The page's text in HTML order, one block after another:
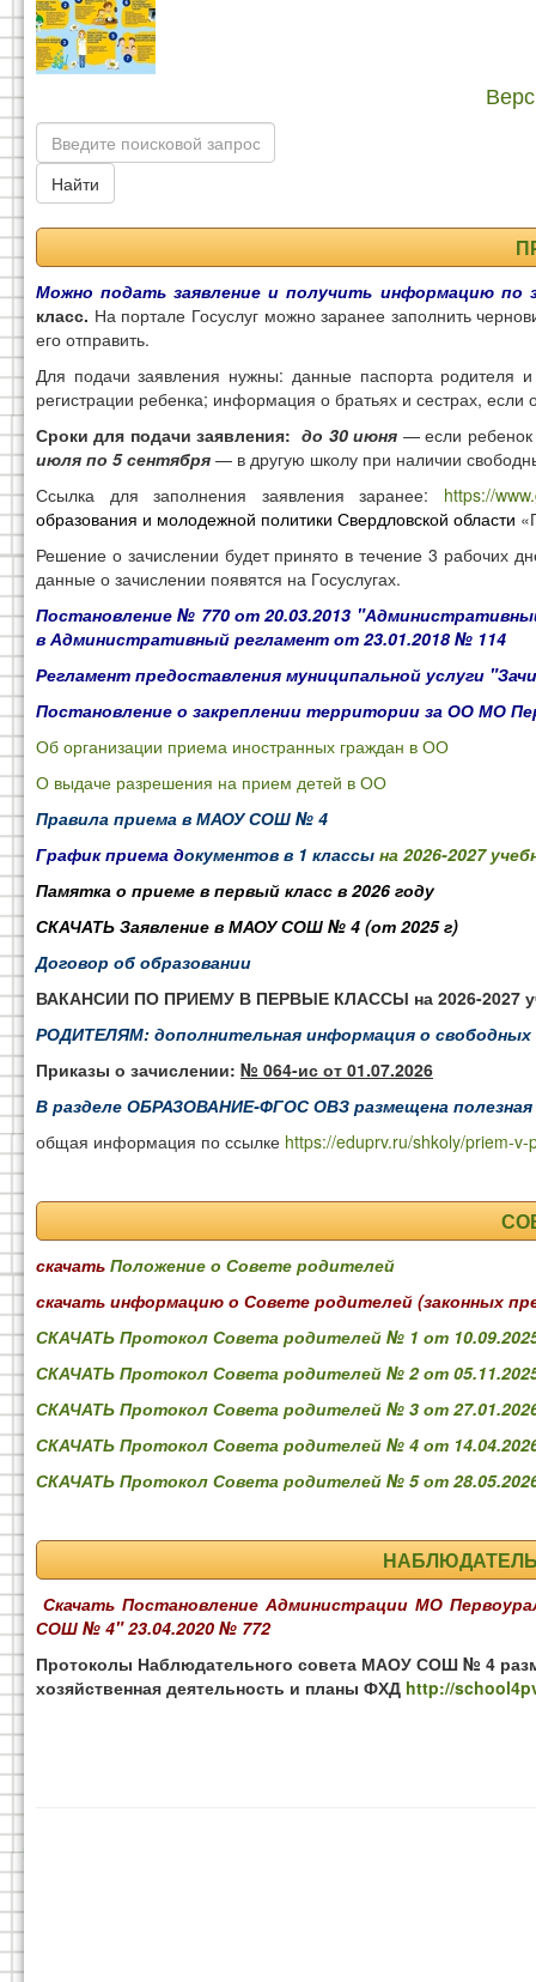
Найти
Можно подать заявление и получить информацию по
класс. На портале Госуслуг можно заранее заполнить
его отправить.
Для подачи заявления нужны: данные паспорта родителя
регистрации ребенка; информация о братьях и сестрах,
Сроки для подачи заявления:до 30 июня — если ребенок
июля по 5 сентября — в другую школу при наличии
Ссылка для заполнения заявления заранее: https://
образования и молодежной политики Свердловской области
Решение о зачислении будет принято в течение 3 рабочих
данные о зачислении появятся на Госуслугах.
Постановление № 770 от 20.03.2013 "
в Административный регламент от 23.01.2018 № 114
Регламент предоставления муниципальной услуги
Постановление о закреплении территории за ОО МО
Об организации приема иностранных граждан в ОО
О выдаче разрешения на прием детей в ОО
Правила приема в МАОУ СОШ № 4
График приема документов в 1 классы на 2026-2027
Памятка о приеме в первый класс в 2026 году
СКАЧАТЬ Заявление в МАОУ СОШ № 4 (от 2025 г)
Договор об образовании
ВАКАНСИИ ПО ПРИЕМУ В ПЕРВЫЕ КЛАССЫ на 2026-2027
РОДИТЕЛЯМ: дополнительная информация о свободных
Приказы о зачислении: № 064-ис от 01.07.2026
В разделе ОБРАЗОВАНИЕ-ФГОС ОВЗ размещена
общая информация по ссылке https://eduprv.ru/shkoly/priem-v-
скачать Положение о Совете родителей
скачать информацию о Совете родителей (законных
СКАЧАТЬ Протокол Совета родителей № 1 от
СКАЧАТЬ Протокол Совета родителей № 2 от
СКАЧАТЬ Протокол Совета родителей № 3 от
СКАЧАТЬ Протокол Совета родителей № 4 от
СКАЧАТЬ Протокол Совета родителей № 5 от
Скачать Постановление Администрации МО
СОШ № 4" 23.04.2020 № 772
Протоколы Наблюдательного совета МАОУ СОШ № 4
хозяйственная деятельность и планы ФХД http://